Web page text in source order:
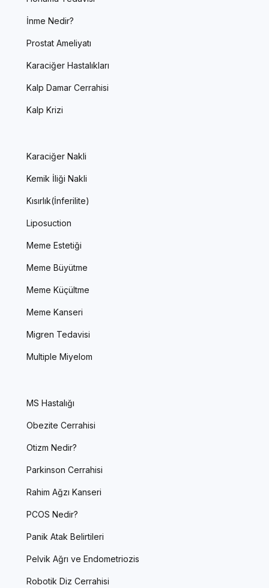
İnme Nedir?
Prostat Ameliyatı
Karaciğer Hastalıkları
Kalp Damar Cerrahisi
Kalp Krizi
Karaciğer Nakli
Kemik İliği Nakli
Kısırlık(İnferilite)
Liposuction
Meme Estetiği
Meme Büyütme
Meme Küçültme
Meme Kanseri
Migren Tedavisi
Multiple Miyelom
MS Hastalığı
Obezite Cerrahisi
Otizm Nedir?
Parkinson Cerrahisi
Rahim Ağzı Kanseri
PCOS Nedir?
Panik Atak Belirtileri
Pelvik Ağrı ve Endometriozis
Robotik Diz Cerrahisi